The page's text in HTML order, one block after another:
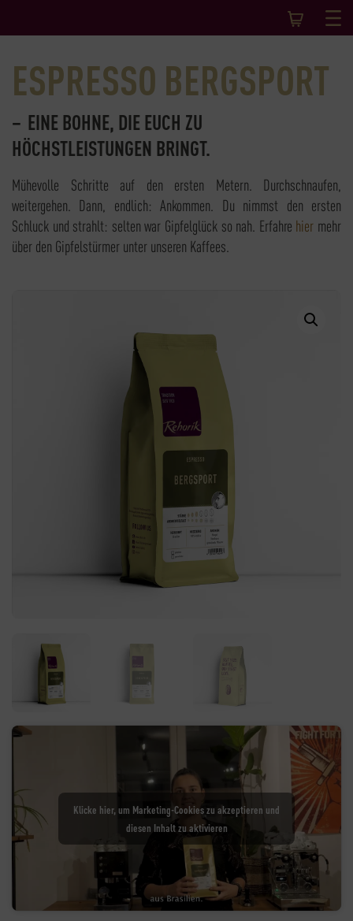
ESPRESSO BERGSPORT
EINE BOHNE, DIE EUCH ZU
HÖCHSTLEISTUNGEN BRINGT.
Mühevolle Schritte auf den ersten Metern. Durchschnaufen,
weitergehen. Dann, endlich: Ankommen. Du nimmst den ersten
Schluck und strahlt: selten war Gipfelglück so nah. Erfahre hier mehr
über den Gipfelstürmer unter unseren Kaffees.
Klicke hier, um Marketing-Cookies zu akzeptieren und
diesen Inhalt zu aktivieren